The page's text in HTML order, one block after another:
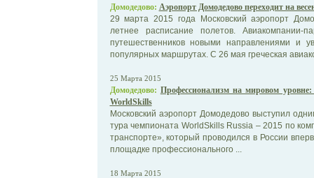
Домодедово: Аэропорт Домодедово переходит на
29 марта 2015 года Московский аэропорт
летнее расписание полетов. Авиакомпании-
путешественников новыми направлениями и
популярных маршрутах. С 26 мая греческая
25 Марта 2015
Домодедово: Профессионализм на мировом
WorldSkills
Московский аэропорт Домодедово выступил
тура чемпионата WorldSkills Russia – 2015 по
транспорте», который проводился в России
площадке профессионального ...
18 Марта 2015